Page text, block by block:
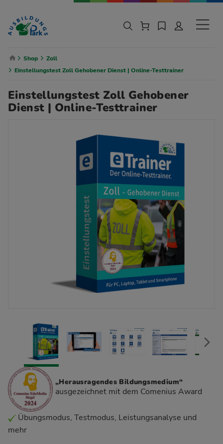
Zur Navigation springen
Zu den Hauptinhalten springen
Shop
Zoll
Einstellungstest Zoll Gehobener Dienst | Online-Testtrainer
Einstellungstest Zoll Gehobener
Dienst | Online-Testtrainer
„Herausragendes Bildungsmedium“
ausgezeichnet mit dem Comenius Award
Übungsmodus, Testmodus, Leistungsanalyse und
mehr